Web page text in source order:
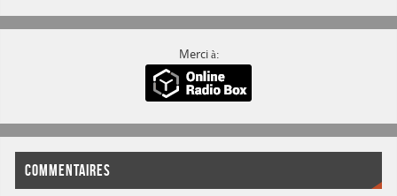
Merci à:
COMMENTAIRES